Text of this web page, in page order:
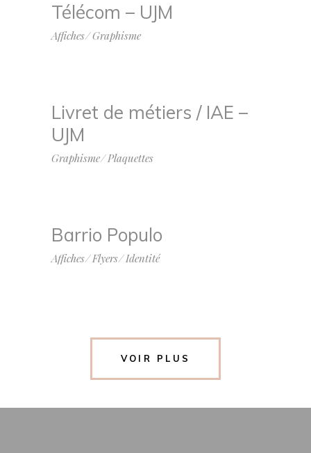
Télécom – UJM
Affiches Graphisme
Livret de métiers / IAE –
UJM
Graphisme Plaquettes
Barrio Populo
Affiches Flyers Identité
VOIR PLUS